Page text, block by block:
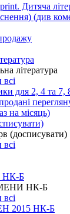
Дитяча
(див
література
для 2, 4 та 7,
на місяць)
(досписувати)
НК-Б
НК-Б
2015 НК-Б